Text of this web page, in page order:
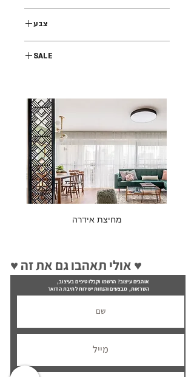
מתכת כיפוף
צבע
SALE
מחיצת אידרה
♥ אולי תאהבו גם את זה ♥
אוהבים עיצוב? הרשמו וקבלו טיפים בעיצוב,
השראות, מבצעים והנחות ישירות לתיבת הדואר